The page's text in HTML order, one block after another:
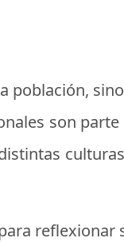
población,
son